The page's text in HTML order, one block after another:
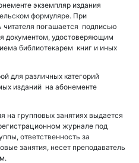
экземпляр издания
формуляре. При
читателя погашается подписью
документом, удостоверяющим
библиотекарем книг и иных
для различных категорий
изданий на абонементе
на групповых занятиях выдается
журнале под
ответственность за
занятия, несет преподаватель